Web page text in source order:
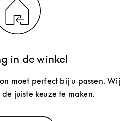
in de winkel
moet perfect bij u passen. Wij
juiste keuze te maken.